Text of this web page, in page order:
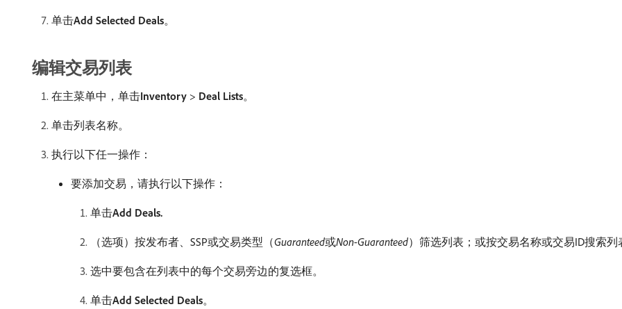
单击​Add Selected Deals。
编辑交易列表
在主菜单中，单击​Inventory > Deal Lists。
单击列表名称。
执行以下任一操作：
要添加交易，请执行以下操作：
单击​Add Deals.
（选项）按发布者、SSP或交易类型（Guaranteed​或​Non-Guaranteed）筛选列表；或按交易名称或交易ID搜索列
选中要包含在列表中的每个交易旁边的复选框。
单击​Add Selected Deals。